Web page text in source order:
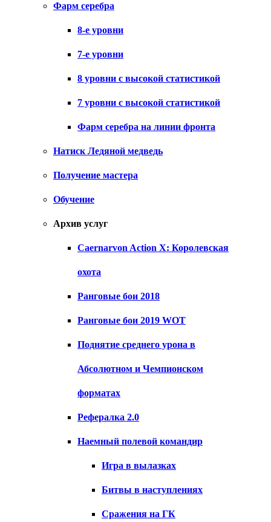
Фарм серебра
8-е уровни
7-е уровни
8 уровни с высокой статистикой
7 уровни с высокой статистикой
Фарм серебра на линии фронта
Натиск Ледяной медведь
Получение мастера
Обучение
Архив услуг
Caernarvon Action X: Королевская
охота
Ранговые бои 2018
Ранговые бои 2019 WOT
Поднятие среднего урона в
Абсолютном и Чемпионском
форматах
Рефералка 2.0
Наемный полевой командир
Игра в вылазках
Битвы в наступлениях
Сражения на ГК